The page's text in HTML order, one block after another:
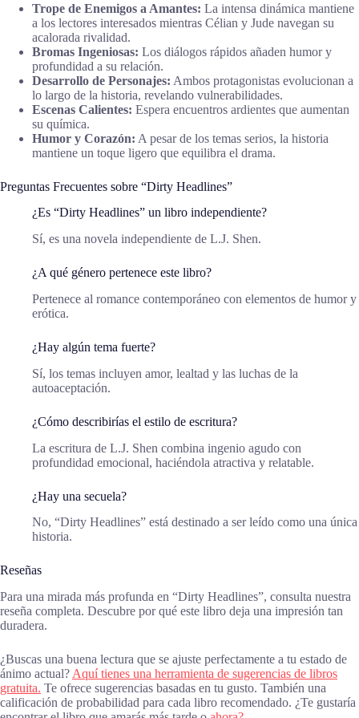
Trope de Enemigos a Amantes: La intensa dinámica mantiene
a los lectores interesados mientras Célian y Jude navegan su
acalorada rivalidad.
Bromas Ingeniosas: Los diálogos rápidos añaden humor y
profundidad a su relación.
Desarrollo de Personajes: Ambos protagonistas evolucionan a
lo largo de la historia, revelando vulnerabilidades.
Escenas Calientes: Espera encuentros ardientes que aumentan
su química.
Humor y Corazón: A pesar de los temas serios, la historia
mantiene un toque ligero que equilibra el drama.
Preguntas Frecuentes sobre “Dirty Headlines”
¿Es “Dirty Headlines” un libro independiente?
Sí, es una novela independiente de L.J. Shen.
¿A qué género pertenece este libro?
Pertenece al romance contemporáneo con elementos de humor y
erótica.
¿Hay algún tema fuerte?
Sí, los temas incluyen amor, lealtad y las luchas de la
autoaceptación.
¿Cómo describirías el estilo de escritura?
La escritura de L.J. Shen combina ingenio agudo con
profundidad emocional, haciéndola atractiva y relatable.
¿Hay una secuela?
No, “Dirty Headlines” está destinado a ser leído como una única
historia.
Reseñas
Para una mirada más profunda en “Dirty Headlines”, consulta nuestra
reseña completa. Descubre por qué este libro deja una impresión tan
duradera.
¿Buscas una buena lectura que se ajuste perfectamente a tu estado de
ánimo actual? Aquí tienes una herramienta de sugerencias de libros
gratuita. Te ofrece sugerencias basadas en tu gusto. También una
calificación de probabilidad para cada libro recomendado. ¿Te gustaría